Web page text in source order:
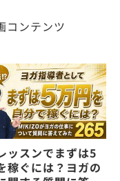
コンテンツ
ッスンでまずは5
稼ぐには？ヨガの